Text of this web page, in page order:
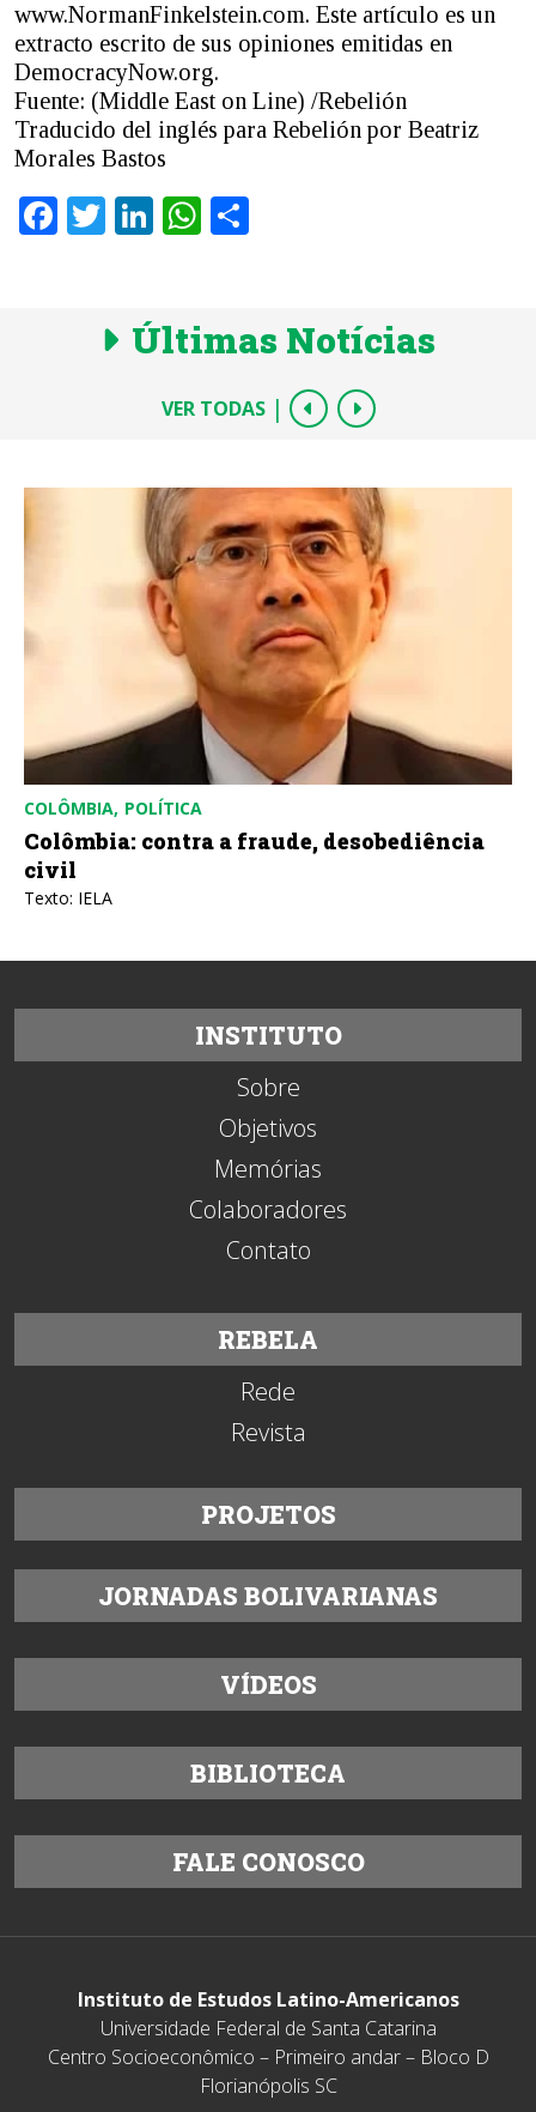
www.NormanFinkelstein.com. Este artículo es un
extracto escrito de sus opiniones emitidas en
DemocracyNow.org.
Fuente: (Middle East on Line) /Rebelión
Traducido del inglés para Rebelión por Beatriz
Morales Bastos
Facebook
TwitterLinkedInWhatsApp
Últimas Notícias
VER TODAS |
COLÔMBIA POLÍTICA
Colômbia: contra a fraude, desobediência
civil
Texto: IELA
INSTITUTO
Sobre
Objetivos
Memórias
Colaboradores
Contato
REBELA
Rede
Revista
PROJETOS
JORNADAS BOLIVARIANAS
VÍDEOS
BIBLIOTECA
FALE CONOSCO
Instituto de Estudos Latino-Americanos
Universidade Federal de Santa Catarina
Centro Socioeconômico – Primeiro andar – Bloco D
Florianópolis SC